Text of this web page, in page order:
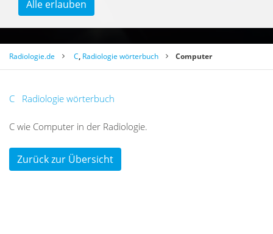
Alle erlauben
Radiologie.de C, Radiologie wörterbuch Computer
C Radiologie wörterbuch
C wie Com­pu­ter in der Ra­dio­lo­gie.
Zurück zur Übersicht